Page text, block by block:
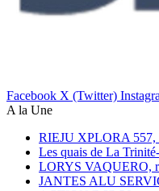
Facebook X (Twitter)
A la Une
RIEJU XPLORA 557,
Les quais de La
LORYS VAQUERO,
JANTES ALU